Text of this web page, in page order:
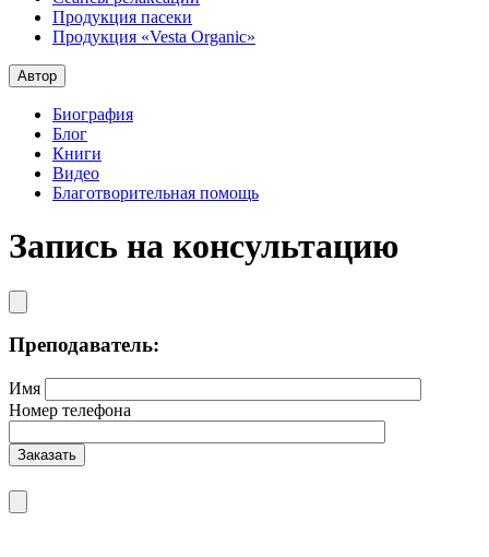
Продукция пасеки
Продукция «Vesta Organic»
Автор
Биография
Блог
Книги
Видео
Благотворительная помощь
Запись на консультацию
Преподаватель:
Имя
Номер телефона
Заказать